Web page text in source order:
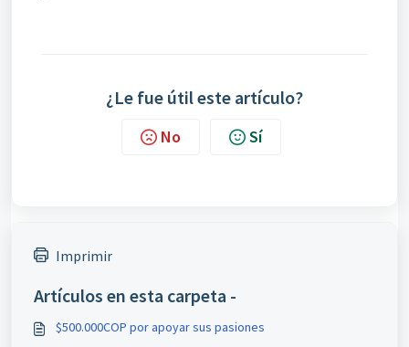
¿Le fue útil este artículo?
No Sí
Imprimir
Artículos en esta carpeta -
$500.000COP por apoyar sus pasiones